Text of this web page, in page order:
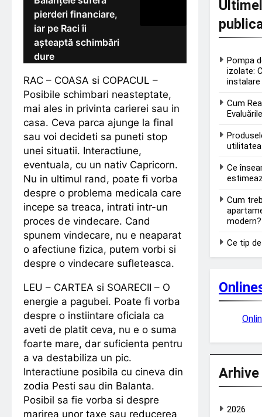
pierderi financiare,
iar pe Raci îi
așteaptă schimbări
dure
RAC – COASA si COPACUL –
Posibile schimbari neasteptate,
mai ales in privinta carierei sau in
casa. Ceva parca ajunge la final
sau voi decideti sa puneti stop
unei situatii. Interactiune,
eventuala, cu un nativ Capricorn.
Nu in ultimul rand, poate fi vorba
despre o problema medicala care
incepe sa treaca, intrati intr-un
proces de vindecare. Cand
spunem vindecare, nu e neaparat
o afectiune fizica, putem vorbi si
despre o vindecare sufleteasca.
LEU – CARTEA si SOARECII – O
energie a pagubei. Poate fi vorba
despre o instiintare oficiala ca
aveti de platit ceva, nu e o suma
foarte mare, dar suficienta pentru
a va destabiliza un pic.
Interactiune posibila cu cineva din
zodia Pesti sau din Balanta.
Posibil sa fie vorba si despre
marirea unor taxe sau reducerea
Pompa
izolate:
instalare
Cum
Ce
Cum
modern?
Ce tip
Arhive
2026